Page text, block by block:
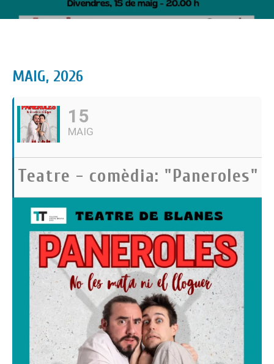
MAIG, 2026
15
MAIG
Teatre - comèdia: "Paneroles"